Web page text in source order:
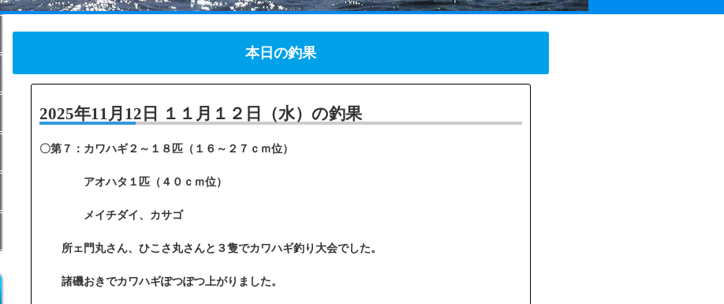
本日の釣果
2025年11月12日 １１月１２日（水）の釣果
〇第７：カワハギ２～１８匹（１６～２７ｃｍ位）
アオハタ１匹（４０ｃｍ位）
メイチダイ、カサゴ
所ェ門丸さん、ひこさ丸さんと３隻でカワハギ釣り大会でした。
諸磯おきでカワハギぽつぽつ上がりました。